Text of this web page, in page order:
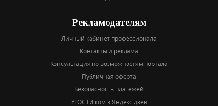
Рекламодателям
Личный кабинет профессионала
Контакты и реклама
Консультация по возможностям портала
Публичная оферта
Безопасность платежей
УГОСТИ.ком в Яндекс дзен